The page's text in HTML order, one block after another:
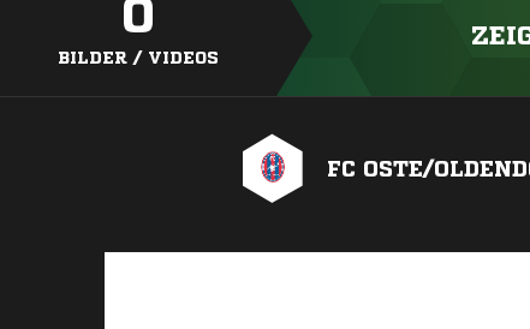
0
BILDER / VIDEOS
FC OSTE/